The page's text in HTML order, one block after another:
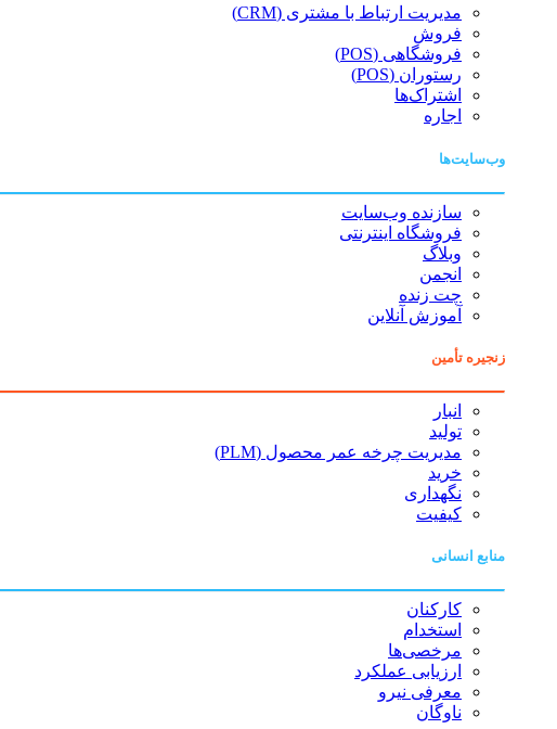
مدیریت ارتباط با مشتری (CRM)
فروش
فروشگاهی (POS)
رستوران (POS)
اشتراک‌ها
اجاره
وب‌سایت‌ها
سازنده وب‌سایت
فروشگاه اینترنتی
وبلاگ
انجمن
چت زنده
آموزش آنلاین
زنجیره تأمین
انبار
تولید
مدیریت چرخه عمر محصول (PLM)
خرید
نگهداری
کیفیت
منابع انسانی
کارکنان
استخدام
مرخصی‌ها
ارزیابی عملکرد
معرفی نیرو
ناوگان